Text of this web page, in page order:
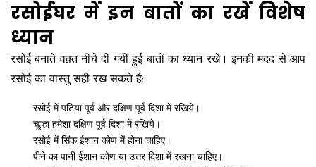
रसोईघर में इन बातों का रखें विशेष
ध्यान
रसोई बनाते वक़्त नीचे दी गयी हुई बातों का ध्यान रखें। इनकी मदद से आप
रसोई का वास्तु सही रख सकते है:
रसोई में पटिया पूर्व और दक्षिण पूर्व दिशा में रखिये।
चूल्हा हमेशा दक्षिण पूर्व दिशा में रखिये।
रसोई में सिंक ईशान कोण में होना चाहिए।
पीने का पानी ईशान कोण या उत्तर दिशा में रखना चाहिए।